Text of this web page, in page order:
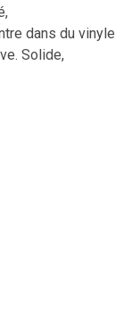
dans du vinyle
Solide,